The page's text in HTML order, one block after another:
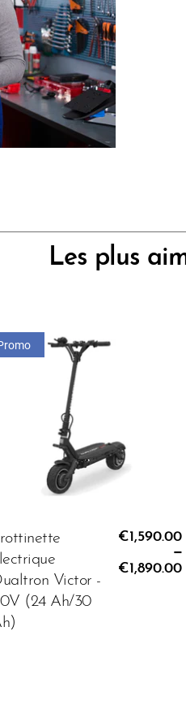
Les plus
Trottinette
Victor -
(24 Ah/30
€1,590.00
–
€1,890.00
AJOUTER AU PANIER